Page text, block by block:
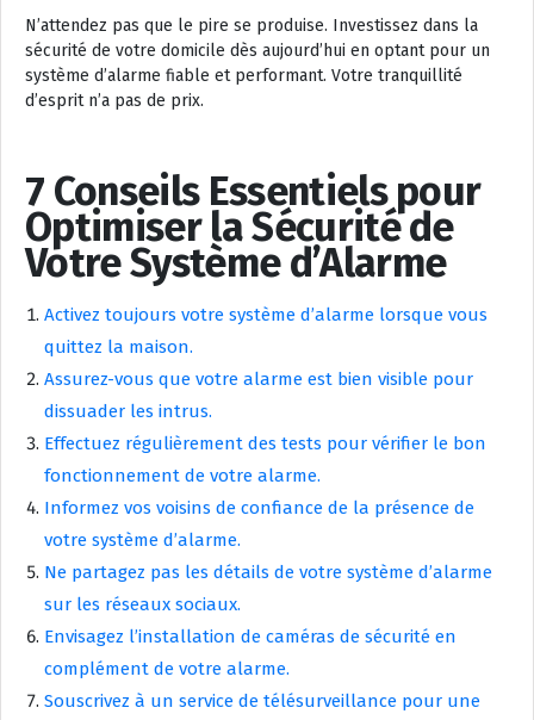
N’attendez pas que le pire se produise. Investissez dans la
sécurité de votre domicile dès aujourd’hui en optant pour un
système d’alarme fiable et performant. Votre tranquillité
d’esprit n’a pas de prix.
7 Conseils Essentiels pour
Optimiser la Sécurité de
Votre Système d’Alarme
Activez toujours votre système d’alarme lorsque vous
quittez la maison.
Assurez-vous que votre alarme est bien visible pour
dissuader les intrus.
Effectuez régulièrement des tests pour vérifier le bon
fonctionnement de votre alarme.
Informez vos voisins de confiance de la présence de
votre système d’alarme.
Ne partagez pas les détails de votre système d’alarme
sur les réseaux sociaux.
Envisagez l’installation de caméras de sécurité en
complément de votre alarme.
Souscrivez à un service de télésurveillance pour une